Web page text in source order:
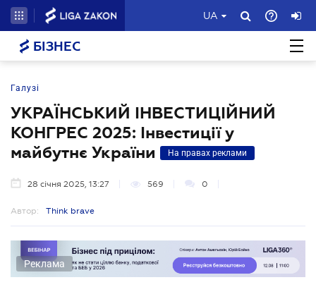
UA
БІЗНЕС
Галузі
УКРАЇНСЬКИЙ ІНВЕСТИЦІЙНИЙ
КОНГРЕС 2025: Інвестиції у
майбутнє України
На правах реклами
28 січня 2025, 13:27 569 0
Автор: Think brave
Реклама